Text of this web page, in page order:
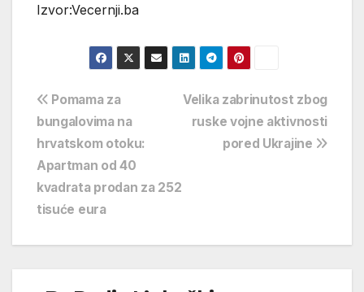
Izvor:Vecernji.ba
Navigacija
objava
Velika zabrinutost zbog
ruske vojne aktivnosti
pored Ukrajine
Pomama za
bungalovima na
hrvatskom otoku:
Apartman od 40
kvadrata prodan za 252
tisuće eura